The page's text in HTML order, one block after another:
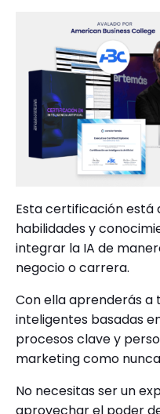
Esta certificación está
habilidades y
integrar la IA de
negocio o carrera.
Con ella aprenderás a
inteligentes basadas
procesos clave y
marketing como
No necesitas ser un